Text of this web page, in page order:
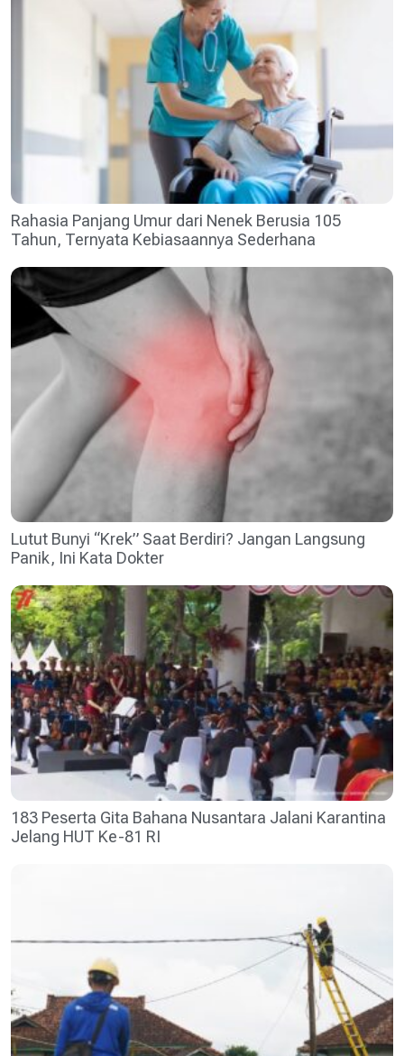
Rahasia Panjang Umur dari Nenek Berusia 105
Tahun, Ternyata Kebiasaannya Sederhana
Lutut Bunyi “Krek” Saat Berdiri? Jangan Langsung
Panik, Ini Kata Dokter
183 Peserta Gita Bahana Nusantara Jalani Karantina
Jelang HUT Ke-81 RI